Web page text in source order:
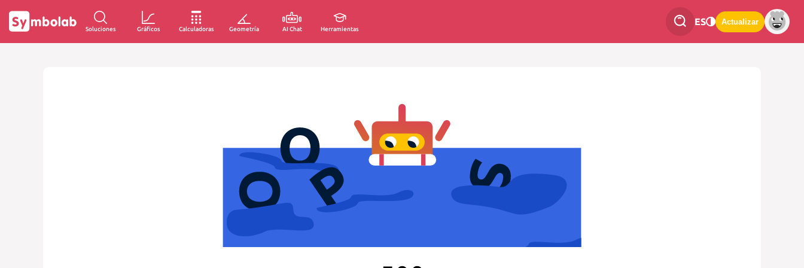
Soluciones Gráficos Calculadoras Geometría AI Chat Herramientas
ES Actualizar